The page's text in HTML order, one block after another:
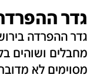
גדר
גדר ההפרדה
מחבלים ושוהים
מסוימים לא